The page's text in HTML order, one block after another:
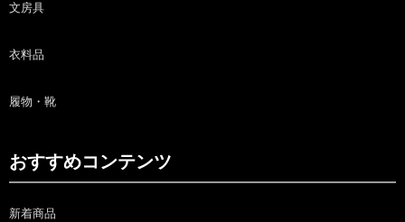
文房具
衣料品
履物・靴
おすすめコンテンツ
新着商品